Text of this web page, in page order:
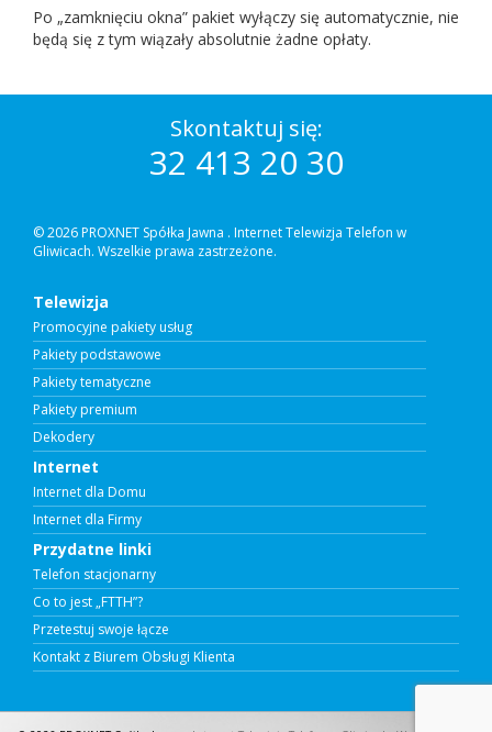
Po „zamknięciu okna” pakiet wyłączy się automatycznie, nie
będą się z tym wiązały absolutnie żadne opłaty.
Skontaktuj się:
32 413 20 30
© 2026 PROXNET Spółka Jawna . Internet Telewizja Telefon w
Gliwicach. Wszelkie prawa zastrzeżone.
Telewizja
Promocyjne pakiety usług
Pakiety podstawowe
Pakiety tematyczne
Pakiety premium
Dekodery
Internet
Internet dla Domu
Internet dla Firmy
Przydatne linki
Telefon stacjonarny
Co to jest „FTTH”?
Przetestuj swoje łącze
Kontakt z Biurem Obsługi Klienta